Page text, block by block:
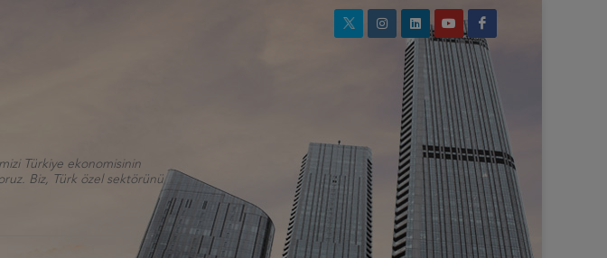
Türkiye ekonomisinin
Biz, Türk özel sektörünü